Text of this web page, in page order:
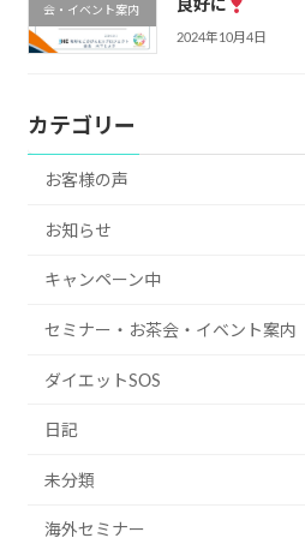
会・イベント案内 良好に
2024年10月4日
カテゴリー
お客様の声
お知らせ
キャンペーン中
セミナー・お茶会・イベント案内
ダイエットSOS
日記
未分類
海外セミナー